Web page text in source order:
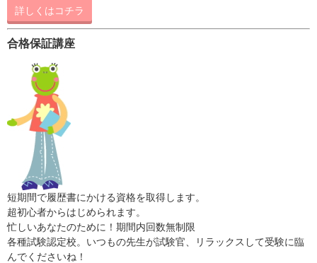
詳しくはコチラ
合格保証講座
短期間で履歴書にかける資格を取得します。
超初心者からはじめられます。
忙しいあなたのために！期間内回数無制限
各種試験認定校。いつもの先生が試験官、リラックスして受験に臨
んでくださいね！